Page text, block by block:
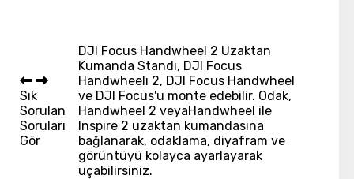
Sık
Sorulan
Soruları
Gör
DJI Focus Handwheel 2 Uzaktan
Kumanda Standı, DJI Focus
Handwheelı 2, DJI Focus Handwheel
ve DJI Focus'u monte edebilir. Odak,
Handwheel 2 veyaHandwheel ile
Inspire 2 uzaktan kumandasına
bağlanarak, odaklama, diyafram ve
görüntüyü kolayca ayarlayarak
uçabilirsiniz.